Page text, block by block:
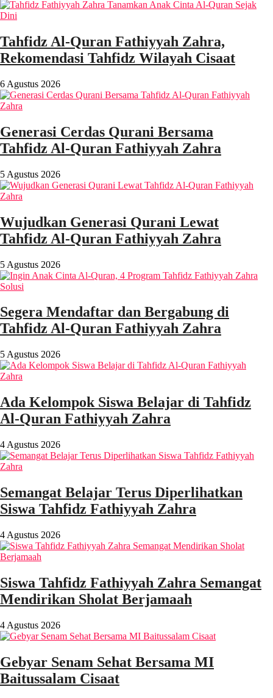
Tahfidz Al-Quran Fathiyyah Zahra,
Rekomendasi Tahfidz Wilayah Cisaat
6 Agustus 2026
Generasi Cerdas Qurani Bersama
Tahfidz Al-Quran Fathiyyah Zahra
5 Agustus 2026
Wujudkan Generasi Qurani Lewat
Tahfidz Al-Quran Fathiyyah Zahra
5 Agustus 2026
Segera Mendaftar dan Bergabung di
Tahfidz Al-Quran Fathiyyah Zahra
5 Agustus 2026
Ada Kelompok Siswa Belajar di Tahfidz
Al-Quran Fathiyyah Zahra
4 Agustus 2026
Semangat Belajar Terus Diperlihatkan
Siswa Tahfidz Fathiyyah Zahra
4 Agustus 2026
Siswa Tahfidz Fathiyyah Zahra Semangat
Mendirikan Sholat Berjamaah
4 Agustus 2026
Gebyar Senam Sehat Bersama MI
Baitussalam Cisaat